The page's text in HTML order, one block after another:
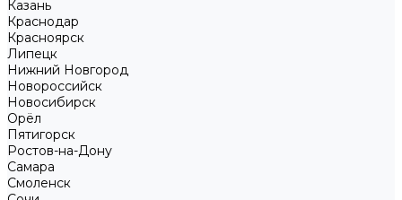
Казань
Краснодар
Красноярск
Липецк
Нижний Новгород
Новороссийск
Новосибирск
Орёл
Пятигорск
Ростов-на-Дону
Самара
Смоленск